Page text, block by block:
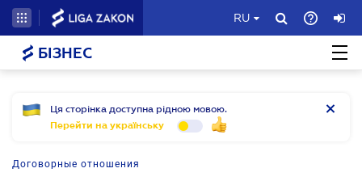
RU
БІЗНЕС
Ця сторінка доступна рідною мовою.
Перейти на українську
Договорные отношения